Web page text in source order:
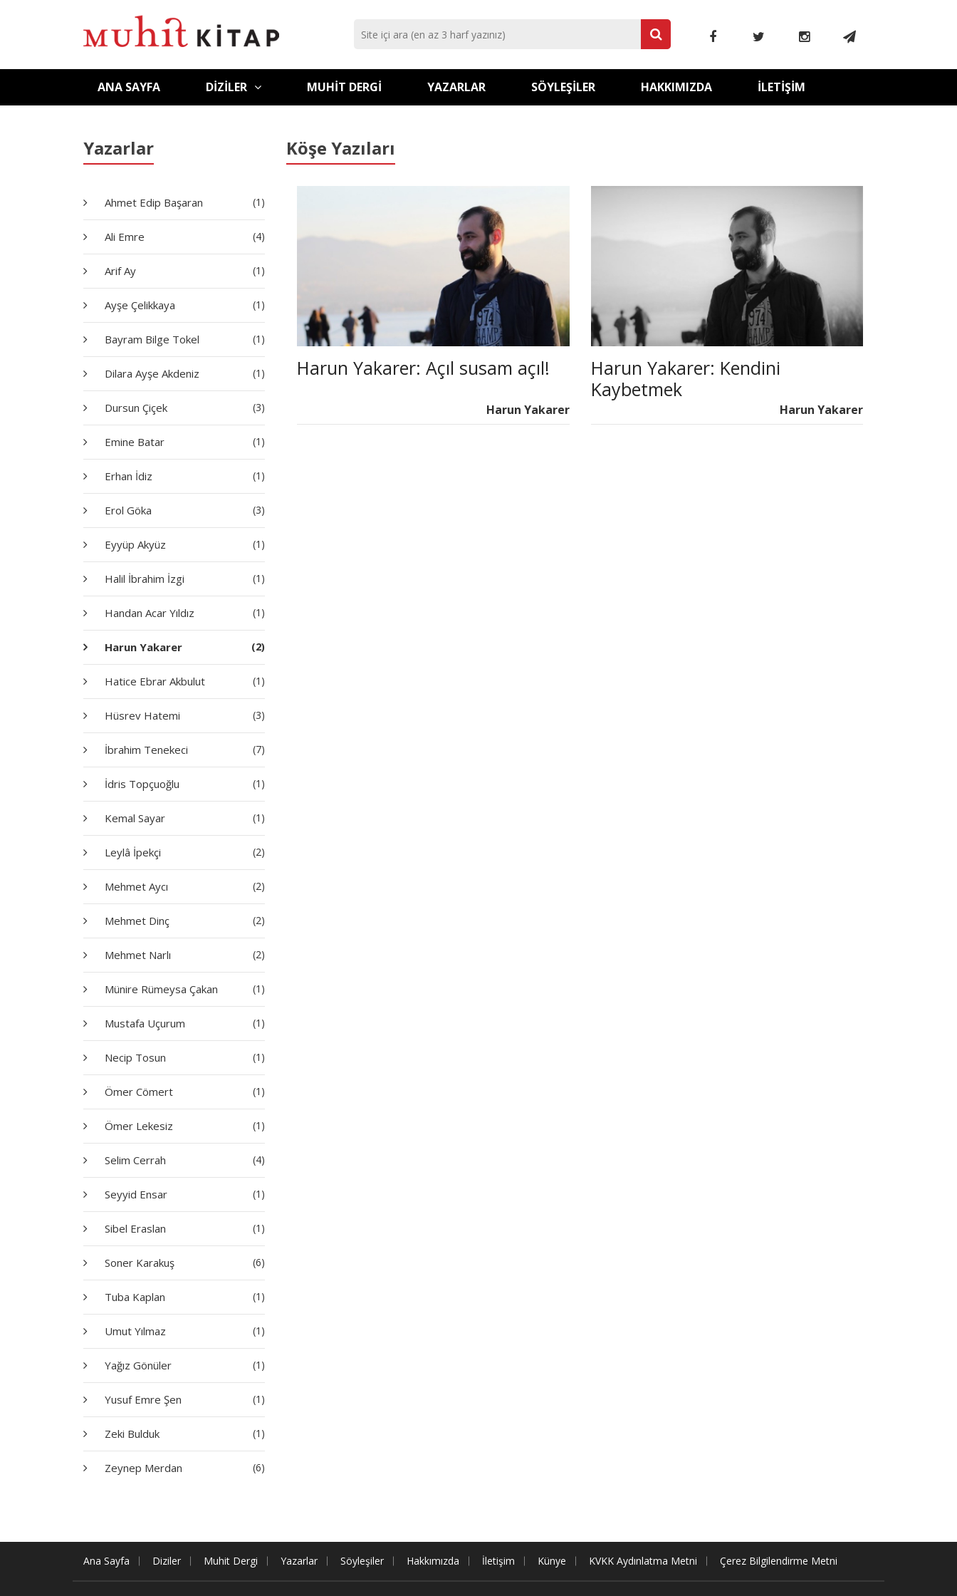
ANA SAYFA DIZILER MUHIT DERGI YAZARLAR SÖYLEŞILER HAKKIMIZDA İLETIŞIM
Yazarlar
Ahmet Edip Başaran (1)
Ali Emre (4)
Arif Ay (1)
Ayşe Çelikkaya (1)
Bayram Bilge Tokel (1)
Dilara Ayşe Akdeniz (1)
Dursun Çiçek (3)
Emine Batar (1)
Erhan İdiz (1)
Erol Göka (3)
Eyyüp Akyüz (1)
Halil İbrahim İzgi (1)
Handan Acar Yıldız (1)
Harun Yakarer (2)
Hatice Ebrar Akbulut (1)
Hüsrev Hatemi (3)
İbrahim Tenekeci (7)
İdris Topçuoğlu (1)
Kemal Sayar (1)
Leylâ İpekçi (2)
Mehmet Aycı (2)
Mehmet Dinç (2)
Mehmet Narlı (2)
Münire Rümeysa Çakan (1)
Mustafa Uçurum (1)
Necip Tosun (1)
Ömer Cömert (1)
Ömer Lekesiz (1)
Selim Cerrah (4)
Seyyid Ensar (1)
Sibel Eraslan (1)
Soner Karakuş (6)
Tuba Kaplan (1)
Umut Yılmaz (1)
Yağız Gönüler (1)
Yusuf Emre Şen (1)
Zeki Bulduk (1)
Zeynep Merdan (6)
Köşe Yazıları
Harun Yakarer: Açıl susam açıl!
Harun Yakarer
Harun Yakarer: Kendini
Kaybetmek
Harun Yakarer
Ana Sayfa Diziler Muhit Dergi Yazarlar Söyleşiler Hakkımızda İletişim Künye KVKK Aydınlatma Metni Çerez Bilgilendirme Metni